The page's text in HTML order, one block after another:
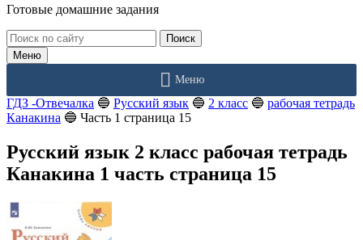
Готовые домашние задания
Поиск:
Меню
Меню
ГДЗ -Отвечалка 🔵 Русский язык 🔵 2 класс 🔵 рабочая тетрадь
Канакина 🔵 Часть 1 страница 15
Русский язык 2 класс рабочая тетрадь
Канакина 1 часть страница 15